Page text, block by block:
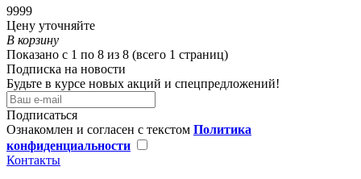
9999
Цену уточняйте
В корзину
Показано с 1 по 8 из 8 (всего 1 страниц)
Подписка на новости
Будьте в курсе новых акций и спецпредложений!
Подписаться
Ознакомлен и согласен с текстом Политика
конфиденциальности
Контакты